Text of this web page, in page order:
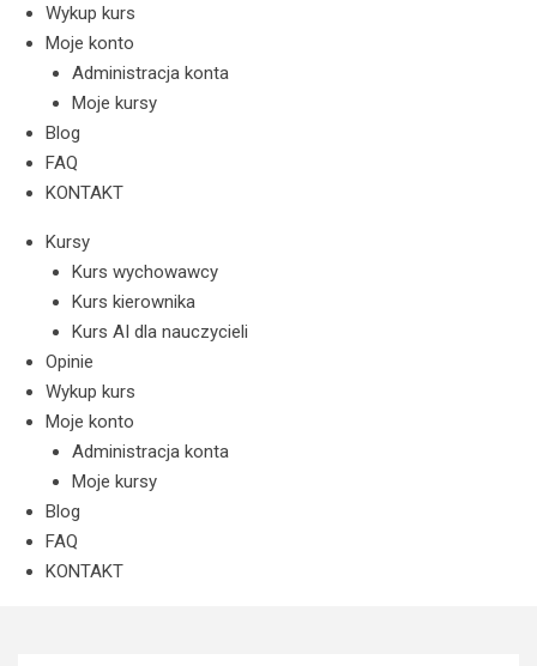
Wykup kurs
Moje konto
Administracja konta
Moje kursy
Blog
FAQ
KONTAKT
Kursy
Kurs wychowawcy
Kurs kierownika
Kurs AI dla nauczycieli
Opinie
Wykup kurs
Moje konto
Administracja konta
Moje kursy
Blog
FAQ
KONTAKT